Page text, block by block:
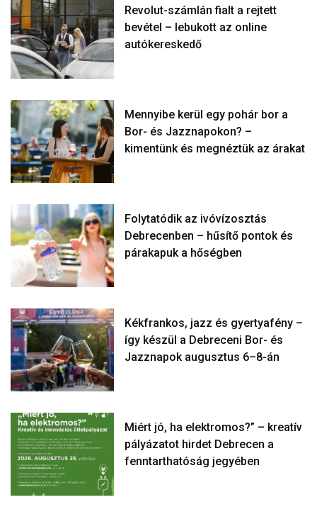
Revolut-számlán fialt a rejtett
bevétel – lebukott az online
autókereskedő
Mennyibe kerül egy pohár bor a
Bor- és Jazznapokon? –
kimentünk és megnéztük az árakat
Folytatódik az ivóvízosztás
Debrecenben – hűsítő pontok és
párakapuk a hőségben
Kékfrankos, jazz és gyertyafény –
így készül a Debreceni Bor- és
Jazznapok augusztus 6–8-án
Miért jó, ha elektromos?” – kreatív
pályázatot hirdet Debrecen a
fenntarthatóság jegyében